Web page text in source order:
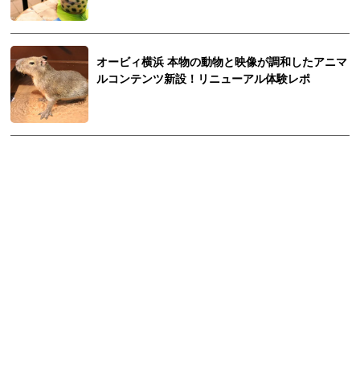
オービィ横浜 本物の動物と映像が調和したアニマ
ルコンテンツ新設！リニューアル体験レポ